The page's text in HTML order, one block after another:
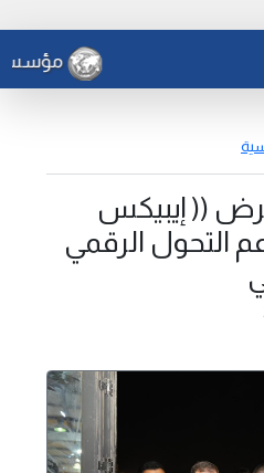
مؤسسة
(( إيبيكس
دعم التحول الرقمي